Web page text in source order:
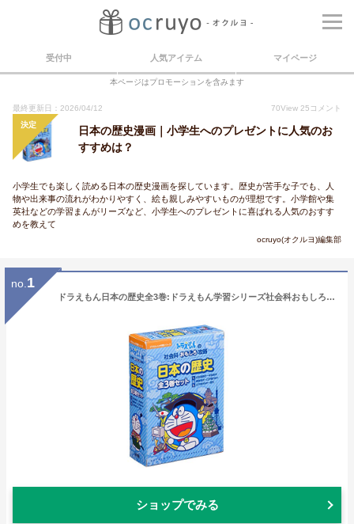
受付中 人気アイテム マイページ
本ページはプロモーションを含みます
最終更新日：2026/04/12 70View 25 コメント
決定
日本の歴史漫画｜小学生へのプレゼントに人気のお
すすめは？
小学生でも楽しく読める日本の歴史漫画を探しています。歴史が苦手な子でも、人
物や出来事の流れがわかりやすく、絵も親しみやすいものが理想です。小学館や集
英社などの学習まんがリーズなど、小学生へのプレゼントに喜ばれる人気のおすす
めを教えて
ocruyo(オクルヨ)編集部
no. 1
ドラえもん日本の歴史全3巻:ドラえもん学習シリーズ社会科おもしろ攻略
ショップでみる